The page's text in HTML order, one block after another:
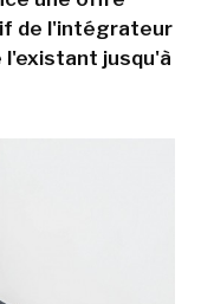
de l'intégrateur
l'existant jusqu'à